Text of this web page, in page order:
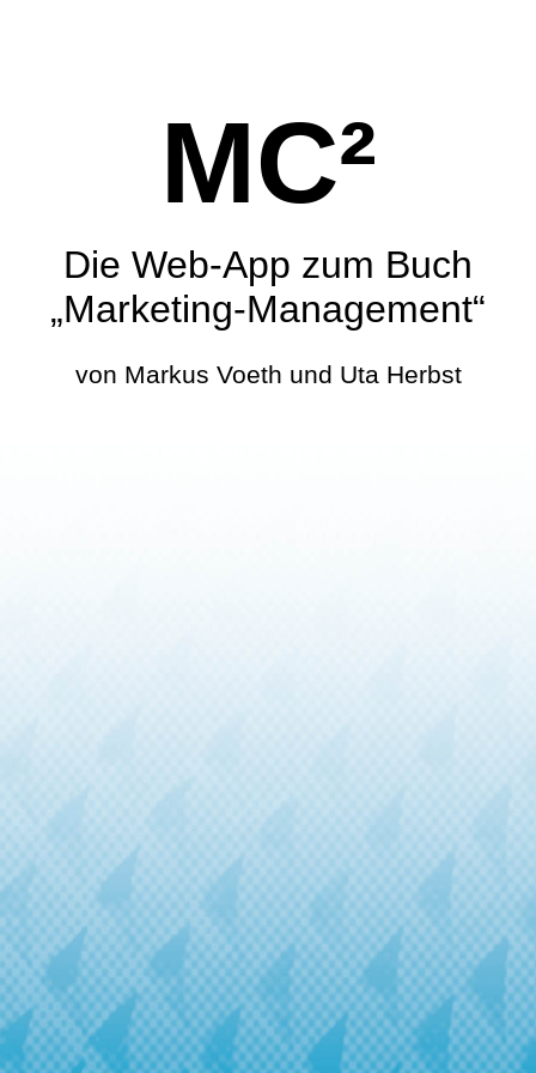
MC²
Die Web-App zum Buch
„Marketing-Management“
von Markus Voeth und Uta Herbst